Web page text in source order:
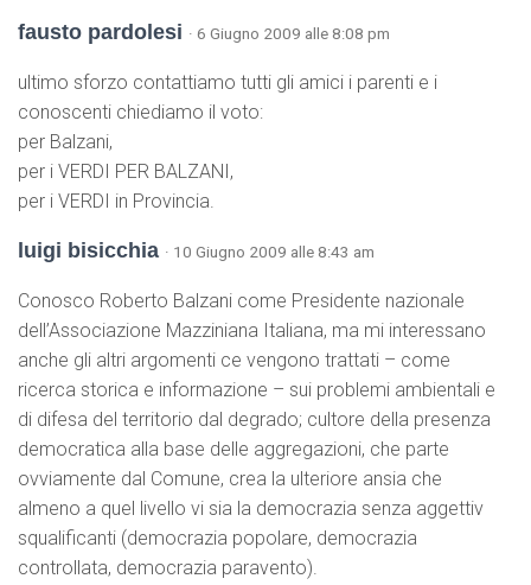
fausto pardolesi · 6 Giugno 2009 alle 8:08 pm
ultimo sforzo contattiamo tutti gli amici i parenti e i
conoscenti chiediamo il voto:
per Balzani,
per i VERDI PER BALZANI,
per i VERDI in Provincia.
luigi bisicchia · 10 Giugno 2009 alle 8:43 am
Conosco Roberto Balzani come Presidente nazionale
dell’Associazione Mazziniana Italiana, ma mi interessano
anche gli altri argomenti ce vengono trattati – come
ricerca storica e informazione – sui problemi ambientali e
di difesa del territorio dal degrado; cultore della presenza
democratica alla base delle aggregazioni, che parte
ovviamente dal Comune, crea la ulteriore ansia che
almeno a quel livello vi sia la democrazia senza aggettiv
squalificanti (democrazia popolare, democrazia
controllata, democrazia paravento).